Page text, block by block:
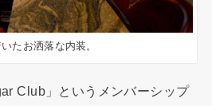
たお洒落な内装。
Club」というメンバーシップ